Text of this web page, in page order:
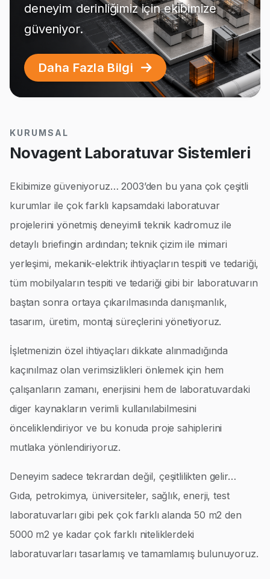
deneyim derinliğimiz için ekibimize
güveniyor.
Daha Fazla Bilgi
KURUMSAL
Novagent Laboratuvar Sistemleri
Ekibimize güveniyoruz… 2003’den bu yana çok çeşitli
kurumlar ile çok farklı kapsamdaki laboratuvar
projelerini yönetmiş deneyimli teknik kadromuz ile
detaylı briefingin ardından; teknik çizim ile mimari
yerleşimi, mekanik-elektrik ihtiyaçların tespiti ve tedariği,
tüm mobilyaların tespiti ve tedariği gibi bir laboratuvarın
baştan sonra ortaya çıkarılmasında danışmanlık,
tasarım, üretim, montaj süreçlerini yönetiyoruz.
İşletmenizin özel ihtiyaçları dikkate alınmadığında
kaçınılmaz olan verimsizlikleri önlemek için hem
çalışanların zamanı, enerjisini hem de laboratuvardaki
diger kaynakların verimli kullanılabilmesini
önceliklendiriyor ve bu konuda proje sahiplerini
mutlaka yönlendiriyoruz.
Deneyim sadece tekrardan değil, çeşitlilikten gelir…
Gıda, petrokimya, üniversiteler, sağlık, enerji, test
laboratuvarları gibi pek çok farklı alanda 50 m2 den
5000 m2 ye kadar çok farklı niteliklerdeki
laboratuvarları tasarlamış ve tamamlamış bulunuyoruz.